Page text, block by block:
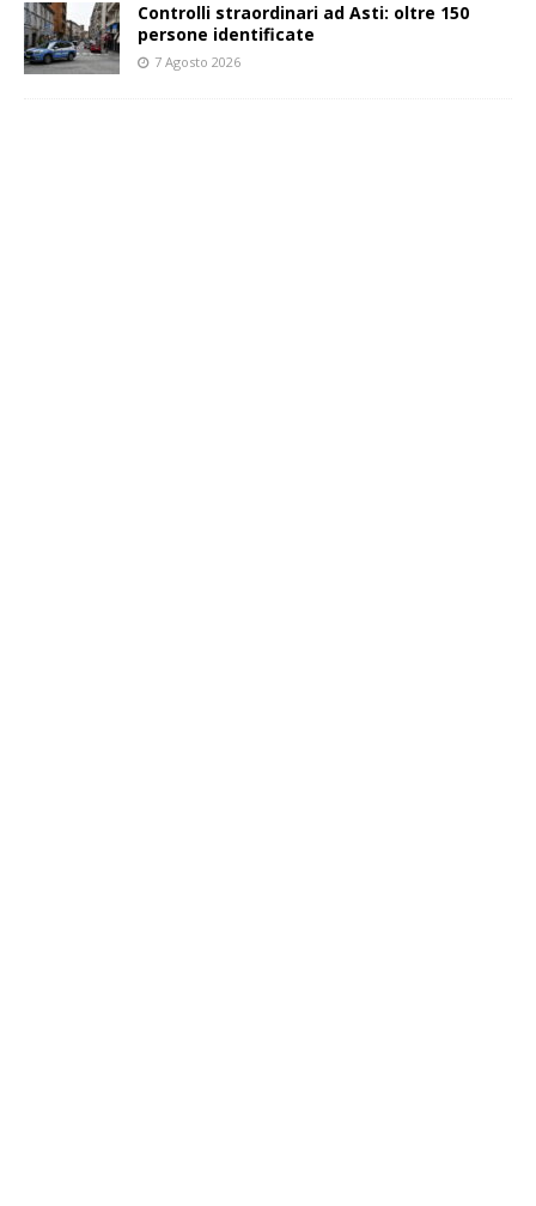
Controlli straordinari ad Asti: oltre 150
persone identificate
7 Agosto 2026